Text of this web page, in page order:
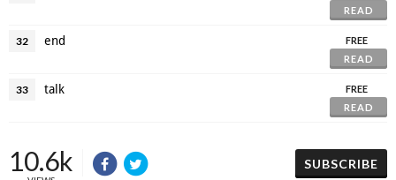
READ
32 end
FREE
READ
33 talk
FREE
READ
10.6k SUBSCRIBE